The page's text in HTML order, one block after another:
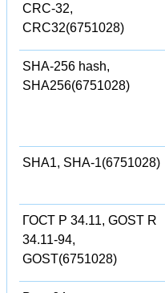
CRC-32,
CRC32(6751028)
SHA-256 hash,
SHA256(6751028)
SHA1, SHA-1(6751028)
ГОСТ Р 34.11, GOST R
34.11-94,
GOST(6751028)